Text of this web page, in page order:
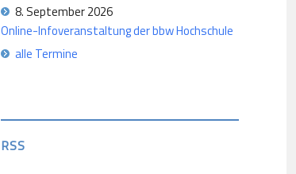
8. September 2026
Online-Infoveranstaltung der bbw Hochschule
alle Termine
RSS